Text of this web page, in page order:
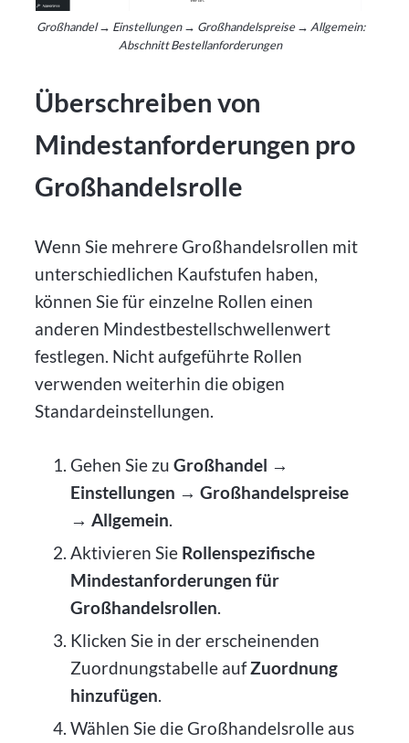
Großhandel → Einstellungen → Großhandelspreise → Allgemein:
Abschnitt Bestellanforderungen
Überschreiben von
Mindestanforderungen pro
Großhandelsrolle
Wenn Sie mehrere Großhandelsrollen mit
unterschiedlichen Kaufstufen haben,
können Sie für einzelne Rollen einen
anderen Mindestbestellschwellenwert
festlegen. Nicht aufgeführte Rollen
verwenden weiterhin die obigen
Standardeinstellungen.
Gehen Sie zu Großhandel →
Einstellungen → Großhandelspreise
→ Allgemein.
Aktivieren Sie Rollenspezifische
Mindestanforderungen für
Großhandelsrollen.
Klicken Sie in der erscheinenden
Zuordnungstabelle aufZuordnung
hinzufügen.
Wählen Sie die Großhandelsrolle aus